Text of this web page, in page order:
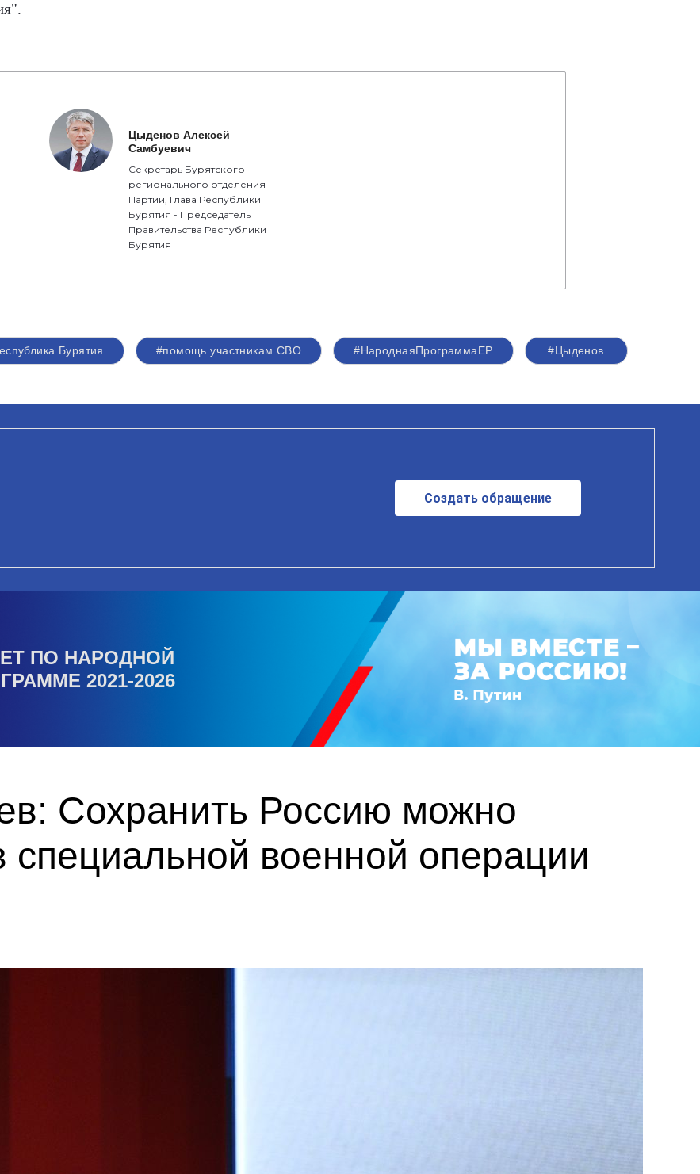
Цыденов Алексей
Самбуевич
Секретарь Бурятского
регионального отделения
Партии, Глава Республики
Бурятия - Председатель
Правительства Республики
Бурятия
Бурятия #помощь участникам СВО #НароднаяПрограммаЕР #Цыденов
Создать обращение
ПО НАРОДНОЙ
2021-2026
Сохранить Россию можно
специальной военной операции